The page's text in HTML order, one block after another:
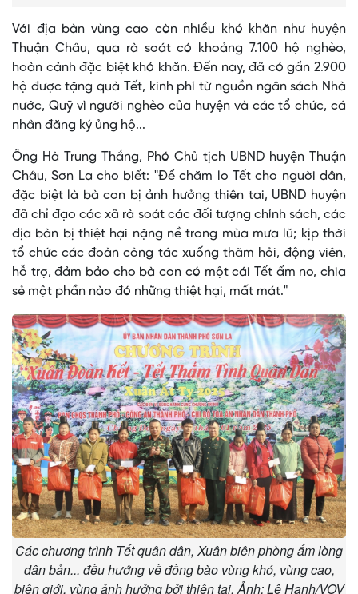
Với địa bàn vùng cao còn nhiều khó khăn như huyện
Thuận Châu, qua rà soát có khoảng 7.100 hộ nghèo,
hoàn cảnh đặc biệt khó khăn. Đến nay, đã có gần 2.900
hộ được tặng quà Tết, kinh phí từ nguồn ngân sách Nhà
nước, Quỹ vì người nghèo của huyện và các tổ chức, cá
nhân đăng ký ủng hộ...
Ông Hà Trung Thắng, Phó Chủ tịch UBND huyện Thuận
Châu, Sơn La cho biết: "Để chăm lo Tết cho người dân,
đặc biệt là bà con bị ảnh hưởng thiên tai, UBND huyện
đã chỉ đạo các xã rà soát các đối tượng chính sách, các
địa bàn bị thiệt hại nặng nề trong mùa mưa lũ; kịp thời
tổ chức các đoàn công tác xuống thăm hỏi, động viên,
hỗ trợ, đảm bảo cho bà con có một cái Tết ấm no, chia
sẻ một phần nào đó những thiệt hại, mất mát."
Các chương trình Tết quân dân, Xuân biên phòng ấm lòng
dân bản... đều hướng về đồng bào vùng khó, vùng cao,
biên giới, vùng ảnh hưởng bởi thiên tai. Ảnh: Lê Hạnh/VOV